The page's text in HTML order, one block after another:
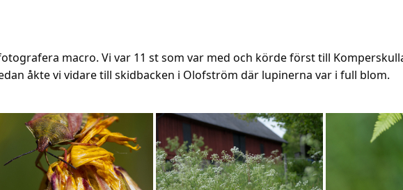
macro. Vi var 11 st som var med och körde först till
åkte vi vidare till skidbacken i Olofström där lupinerna var i full blom.